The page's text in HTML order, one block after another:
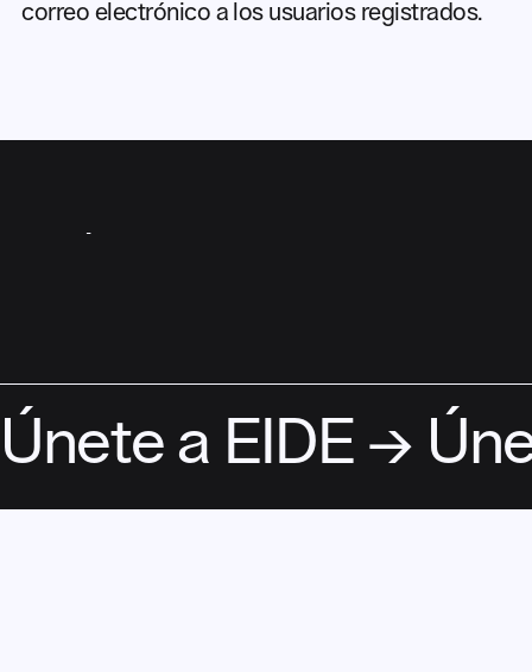
correo electrónico a los usuarios registrados.
Únete a EIDE →